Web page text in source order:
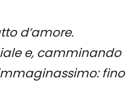
d’amore.
e, camminando
fino